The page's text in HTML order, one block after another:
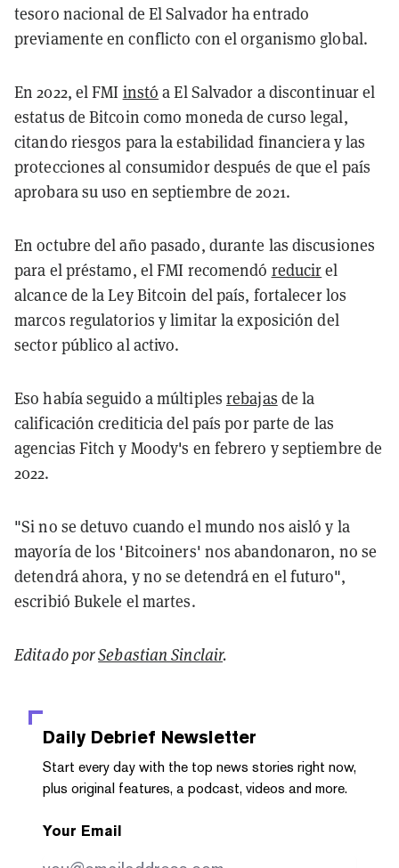
tesoro nacional de El Salvador ha entrado
previamente en conflicto con el organismo global.
En 2022, el FMI instó a El Salvador a discontinuar el
estatus de Bitcoin como moneda de curso legal,
citando riesgos para la estabilidad financiera y las
protecciones al consumidor después de que el país
aprobara su uso en septiembre de 2021.
En octubre del año pasado, durante las discusiones
para el préstamo, el FMI recomendó reducirel
alcance de la Ley Bitcoin del país, fortalecer los
marcos regulatorios y limitar la exposición del
sector público al activo.
Eso había seguido a múltiplesrebajas de la
calificación crediticia del país por parte de las
agencias Fitch y Moody's en febrero y septiembre de
2022.
"Si no se detuvo cuando el mundo nos aisló y la
mayoría de los 'Bitcoiners' nos abandonaron, no se
detendrá ahora, y no se detendrá en el futuro",
escribió Bukele el martes.
Editado porSebastian Sinclair.
Daily Debrief Newsletter
Start every day with the top news stories right now,
plus original features, a podcast, videos and more.
Your Email